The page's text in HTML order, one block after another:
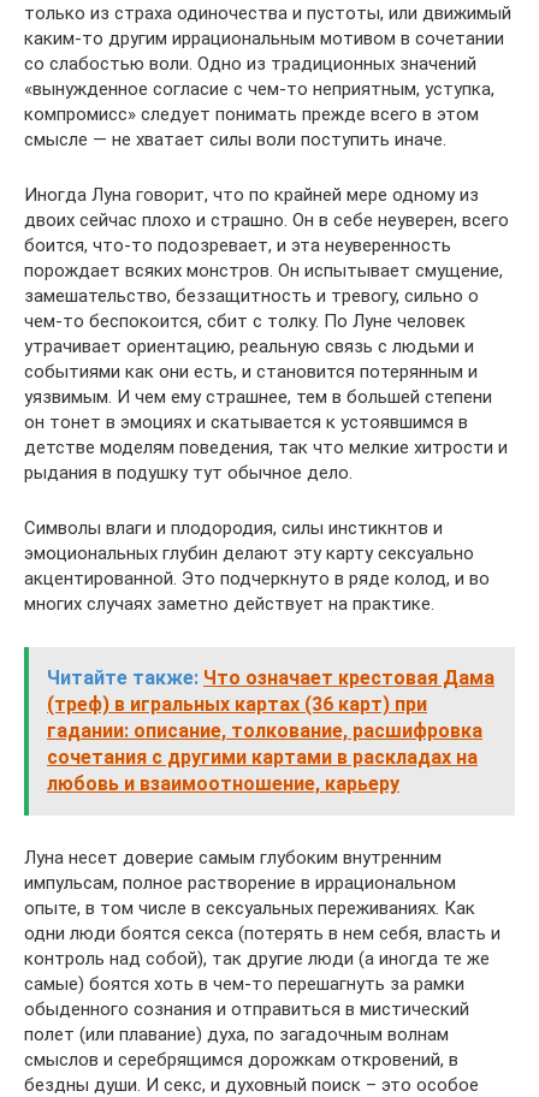
только из страха одиночества и пустоты, или движимый
каким-то другим иррациональным мотивом в сочетании
со слабостью воли. Одно из традиционных значений
«вынужденное согласие с чем-то неприятным, уступка,
компромисс» следует понимать прежде всего в этом
смысле — не хватает силы воли поступить иначе.
Иногда Луна говорит, что по крайней мере одному из
двоих сейчас плохо и страшно. Он в себе неуверен, всего
боится, что-то подозревает, и эта неуверенность
порождает всяких монстров. Он испытывает смущение,
замешательство, беззащитность и тревогу, сильно о
чем-то беспокоится, сбит с толку. По Луне человек
утрачивает ориентацию, реальную связь с людьми и
событиями как они есть, и становится потерянным и
уязвимым. И чем ему страшнее, тем в большей степени
он тонет в эмоциях и скатывается к устоявшимся в
детстве моделям поведения, так что мелкие хитрости и
рыдания в подушку тут обычное дело.
Символы влаги и плодородия, силы инстикнтов и
эмоциональных глубин делают эту карту сексуально
акцентированной. Это подчеркнуто в ряде колод, и во
многих случаях заметно действует на практике.
Читайте также: Что означает крестовая Дама
(треф) в игральных картах (36 карт) при
гадании: описание, толкование, расшифровка
сочетания с другими картами в раскладах на
любовь и взаимоотношение, карьеру
Луна несет доверие самым глубоким внутренним
импульсам, полное растворение в иррациональном
опыте, в том числе в сексуальных переживаниях. Как
одни люди боятся секса (потерять в нем себя, власть и
контроль над собой), так другие люди (а иногда те же
самые) боятся хоть в чем-то перешагнуть за рамки
обыденного сознания и отправиться в мистический
полет (или плавание) духа, по загадочным волнам
смыслов и серебрящимся дорожкам откровений, в
бездны души. И секс, и духовный поиск – это особое